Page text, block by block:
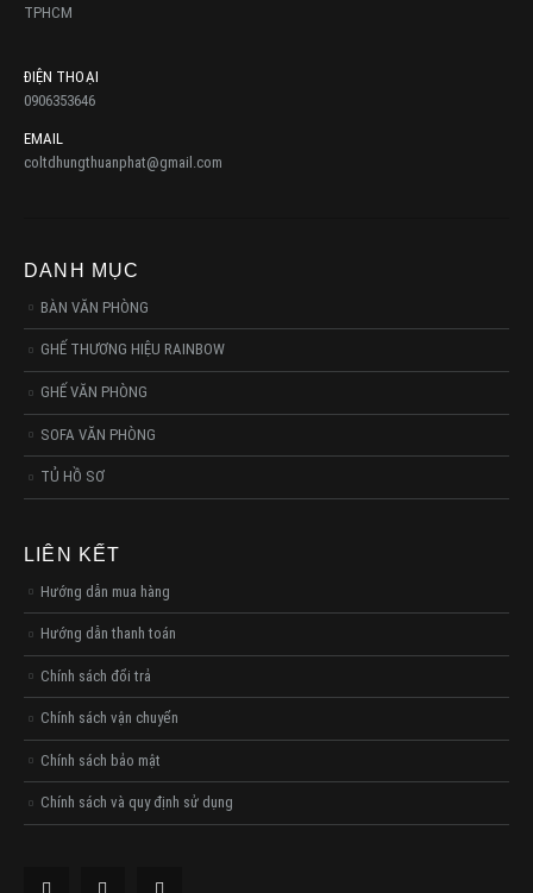
TPHCM
ĐIỆN THOẠI
0906353646
EMAIL
coltdhungthuanphat@gmail.com
DANH MỤC
BÀN VĂN PHÒNG
GHẾ THƯƠNG HIỆU RAINBOW
GHẾ VĂN PHÒNG
SOFA VĂN PHÒNG
TỦ HỒ SƠ
LIÊN KẾT
Hướng dẫn mua hàng
Hướng dẫn thanh toán
Chính sách đổi trả
Chính sách vận chuyển
Chính sách bảo mật
Chính sách và quy định sử dụng